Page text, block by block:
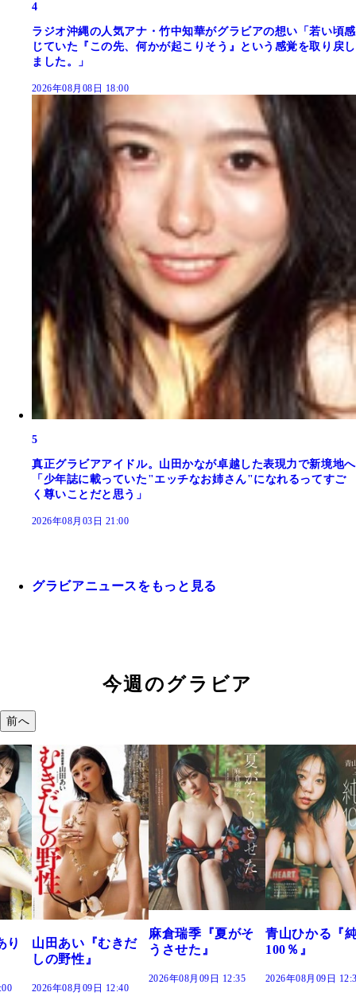
4
ラジオ沖縄の人気アナ・竹中知華がグラビアの想い「若い頃感
じていた『この先、何かが起こりそう』という感覚を取り戻し
ました。」
2026年08月08日 18:00
5
真正グラビアアイドル。山田かなが卓越した表現力で新境地へ
「少年誌に載っていた"エッチなお姉さん"になれるってすご
く尊いことだと思う」
2026年08月03日 21:00
グラビアニュースをもっと見る
今週のグラビア
前へ
い『むきだ
性』
08月09日 12:40
麻倉瑞季『夏がそ
うさせた』
2026年08月09日 12:35
青山ひかる『純度
100％』
2026年08月09日 12:30
溝端
つの
で。
2026年